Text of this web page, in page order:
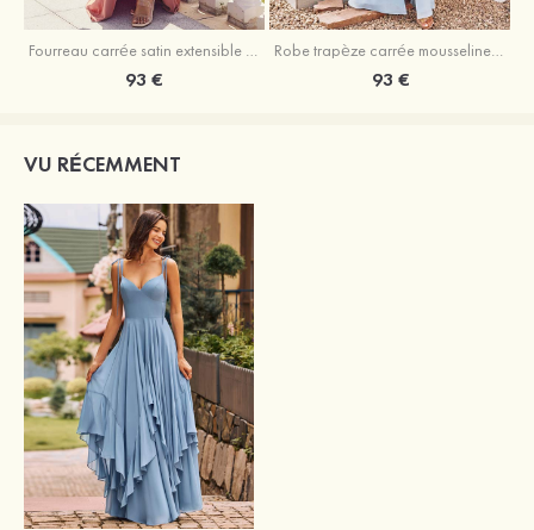
93 € 93 €
VU RÉCEMMENT